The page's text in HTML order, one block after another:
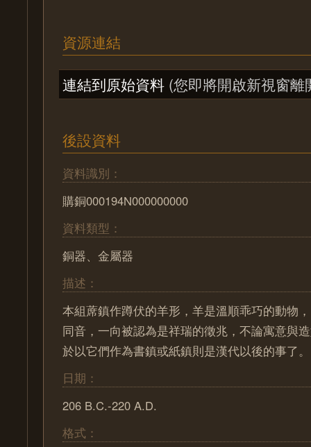
資源連結
連結到原始資料 (您即將開啟新視窗離
後設資料
資料識別：
購銅000194N000000000
資料類型：
銅器、金屬器
描述：
本組蓆鎮作蹲伏的羊形，羊是溫順乖巧的動物
同音，一向被認為是祥瑞的徵兆，不論寓意與
於以它們作為書鎮或紙鎮則是漢代以後的事了。
日期：
206 B.C.-220 A.D.
格式：